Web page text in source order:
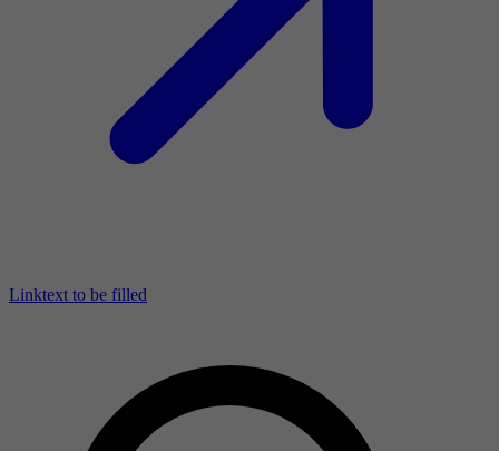
Linktext to be filled